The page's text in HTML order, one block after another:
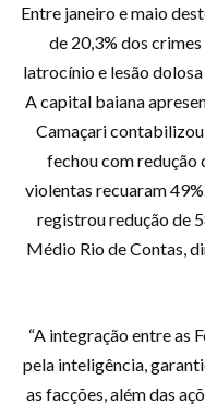
Entre janeiro e maio
de 20,3% dos
latrocínio e lesão
A capital baiana
Camaçari contabilizou
fechou com redução
violentas recuaram
registrou redução de
Médio Rio de Contas,
“A integração entre as
pela inteligência,
as facções, além das